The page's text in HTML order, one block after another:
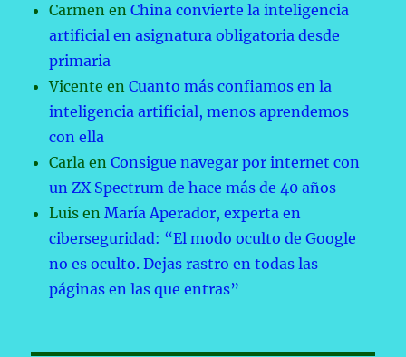
Carmen enChina convierte la inteligencia
artificial en asignatura obligatoria desde
primaria
Vicente enCuanto más confiamos en la
inteligencia artificial, menos aprendemos
con ella
Carla enConsigue navegar por internet con
un ZX Spectrum de hace más de 40 años
Luis enMaría Aperador, experta en
ciberseguridad: “El modo oculto de Google
no es oculto. Dejas rastro en todas las
páginas en las que entras”